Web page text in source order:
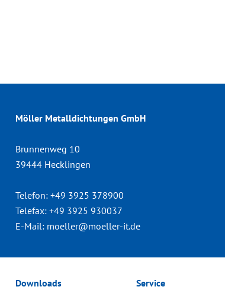
Möller Metalldichtungen GmbH
Brunnenweg 10
39444 Hecklingen
Telefon: +49 3925 378900
Telefax: +49 3925 930037
E-Mail: moeller@moeller-it.de
Downloads
Service